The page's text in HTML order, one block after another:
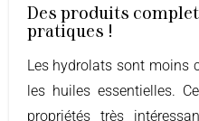
Des produits
pratiques !
Les hydrolats sont moins connus et moins utilisés que
les huiles essentielles.
propriétés très